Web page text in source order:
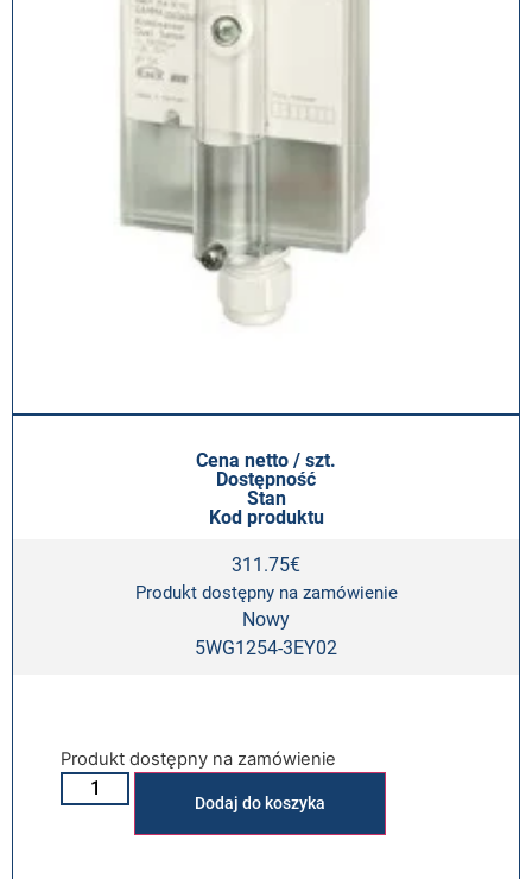
Cena netto / szt.
Dostępność
Stan
Kod produktu
311.75€
Produkt dostępny na zamówienie
Nowy
5WG1254-3EY02
Produkt dostępny na zamówienie
Dodaj do koszyka